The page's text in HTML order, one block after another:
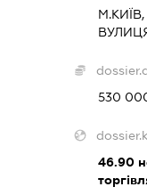
530
46.90